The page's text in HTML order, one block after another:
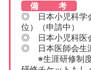
備 考
◎ 日本小児科学
位）（申請中）
◎ 日本小児科医会
◎ 日本医師会生涯
※生涯研修制度